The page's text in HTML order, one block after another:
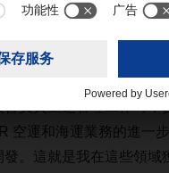
業生涯中曾從事過財務
運和海運物流 （ASL）
空運和海運業務的進一
。這就是我在這些領域